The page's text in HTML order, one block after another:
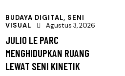
BUDAYA DIGITAL, SENI
VISUAL
Agustus 3, 2026
JULIO LE PARC
MENGHIDUPKAN RUANG
LEWAT SENI KINETIK